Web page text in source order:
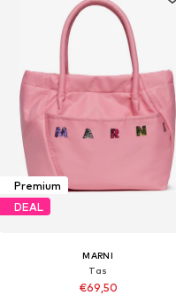
Premium
DEAL
MARNI
Tas
€69,50